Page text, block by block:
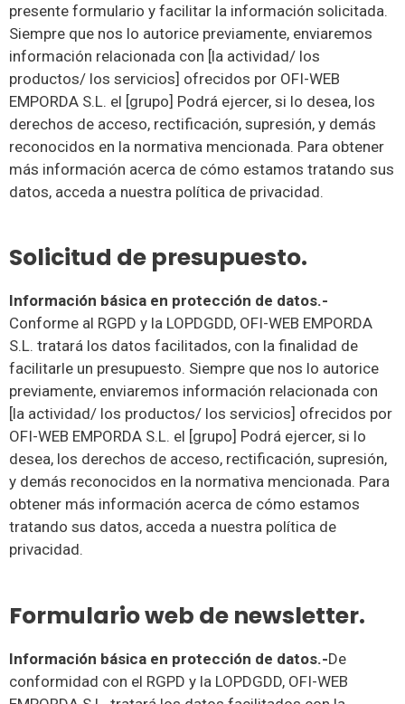
presente formulario y facilitar la información solicitada.
Siempre que nos lo autorice previamente, enviaremos
información relacionada con [la actividad/ los
productos/ los servicios] ofrecidos por OFI-WEB
EMPORDA S.L. el [grupo] Podrá ejercer, si lo desea, los
derechos de acceso, rectificación, supresión, y demás
reconocidos en la normativa mencionada. Para obtener
más información acerca de cómo estamos tratando sus
datos, acceda a nuestra política de privacidad.
Solicitud de presupuesto.
Información básica en protección de datos.-
Conforme al RGPD y la LOPDGDD, OFI-WEB EMPORDA
S.L. tratará los datos facilitados, con la finalidad de
facilitarle un presupuesto. Siempre que nos lo autorice
previamente, enviaremos información relacionada con
[la actividad/ los productos/ los servicios] ofrecidos por
OFI-WEB EMPORDA S.L. el [grupo] Podrá ejercer, si lo
desea, los derechos de acceso, rectificación, supresión,
y demás reconocidos en la normativa mencionada. Para
obtener más información acerca de cómo estamos
tratando sus datos, acceda a nuestra política de
privacidad.
Formulario web de newsletter.
Información básica en protección de datos.-De
conformidad con el RGPD y la LOPDGDD, OFI-WEB